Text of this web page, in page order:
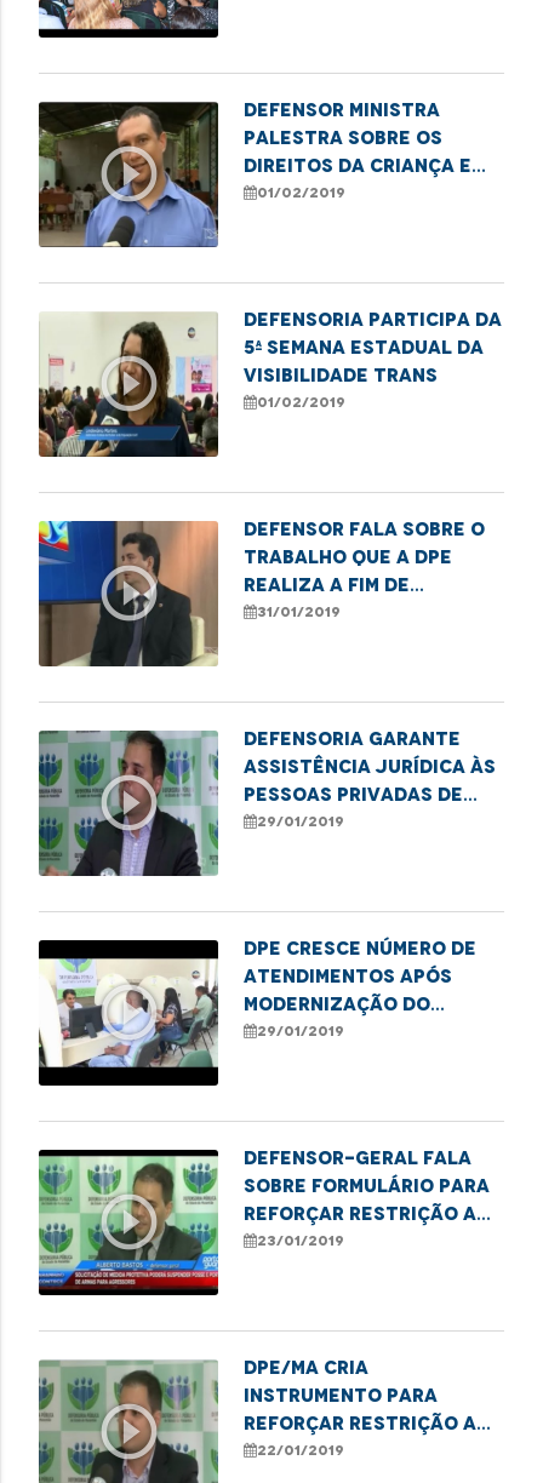
play_circle_outline
Defensor ministra
palestra sobre os
direitos da criança e
do adolescente
01/02/2019
play_circle_outline
Defensoria participa da
5ª Semana Estadual da
Visibilidade Trans
01/02/2019
play_circle_outline
Defensor fala sobre o
trabalho que a DPE
realiza a fim de
orientar sobre o
31/01/2019
play_circle_outline
Defensoria garante
assistência jurídica às
pessoas privadas de
liberdade
29/01/2019
play_circle_outline
DPE cresce número de
atendimentos após
modernização do
sistema de
29/01/2019
play_circle_outline
Defensor-geral fala
sobre formulário para
reforçar restrição a
posse de armas por
23/01/2019
play_circle_outline
DPE/MA cria
instrumento para
reforçar restrição a
posse de armas por
22/01/2019